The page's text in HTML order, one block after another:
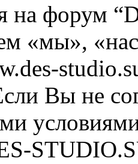
на форум
«мы»,
Вы не